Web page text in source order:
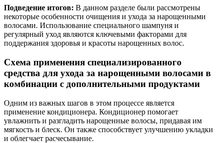
Подведение итогов: В данном разделе были рассмотрены
некоторые особенности очищения и ухода за нарощенными
волосами. Использование специального шампуня и
регулярный уход являются ключевыми факторами для
поддержания здоровья и красоты нарощенных волос.
Схема применения специализированного
средства для ухода за нарощенными волосами в
комбинации с дополнительными продуктами
Одним из важных шагов в этом процессе является
применение кондиционера. Кондиционер помогает
увлажнить и разгладить нарощенные волосы, придавая им
мягкость и блеск. Он также способствует улучшению укладки
и облегчает расчесывание.